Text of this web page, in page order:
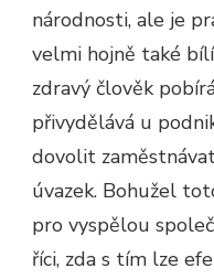
národnosti, ale je
velmi hojně také
zdravý člověk
přivydělává u
dovolit
úvazek. Bohužel
pro vyspělou
říci, zda s tím lze